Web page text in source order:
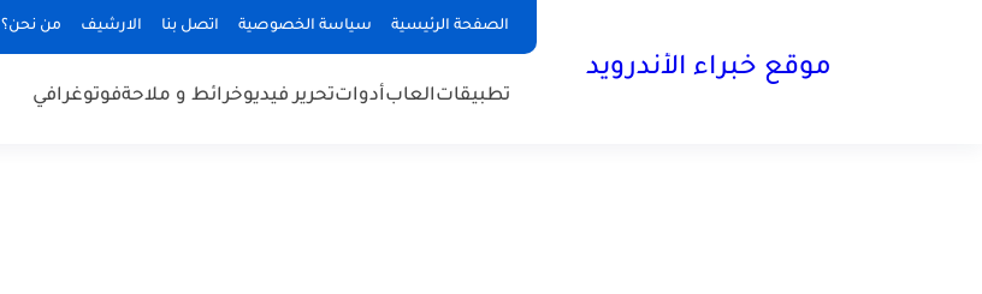
الصفحة الرئيسية سياسة الخصوصية اتصل بنا الارشيف من نحن؟
موقع خبراء الأندرويد
تطبيقاتالعابأدواتتحرير فيديوخرائط و ملاحةفوتوغرافي